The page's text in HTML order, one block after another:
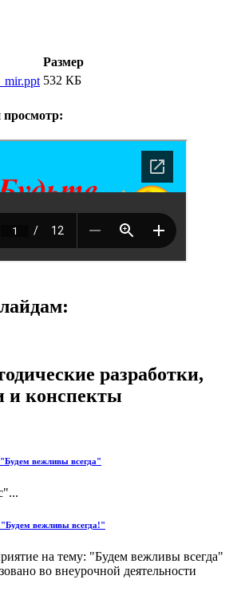
Размер
532 КБ
разработки,
и конспекты
вежливы всегда"
"Будем вежливы всегда!"
на тему: "Будем вежливы всегда"
во внеурочной деятельности